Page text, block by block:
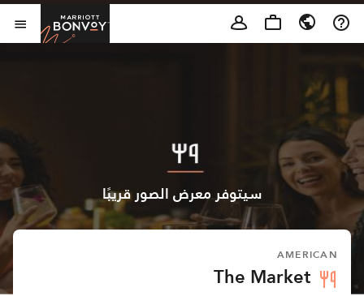
Skip to Content
سيتوفر معرض الصور قريبًا
AMERICAN
The Market